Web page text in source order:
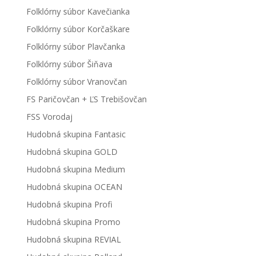
Folklórny súbor Kavečianka
Folklórny súbor Korčaškare
Folklórny súbor Plavčanka
Folklórny súbor Šiňava
Folklórny súbor Vranovčan
FS Paričovčan + ĽS Trebišovčan
FSS Vorodaj
Hudobná skupina Fantasic
Hudobná skupina GOLD
Hudobná skupina Medium
Hudobná skupina OCEAN
Hudobná skupina Profi
Hudobná skupina Promo
Hudobná skupina REVIAL